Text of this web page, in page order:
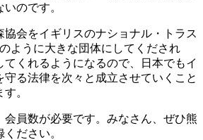
のです。
協会をイギリスのナショナル・トラス
ように大きな団体にしてくだされ
てくれるようになるので、日本でもイ
守る法律を次々と成立させていくこと
。
会員数が必要です。みなさん、ぜひ熊
ださい。